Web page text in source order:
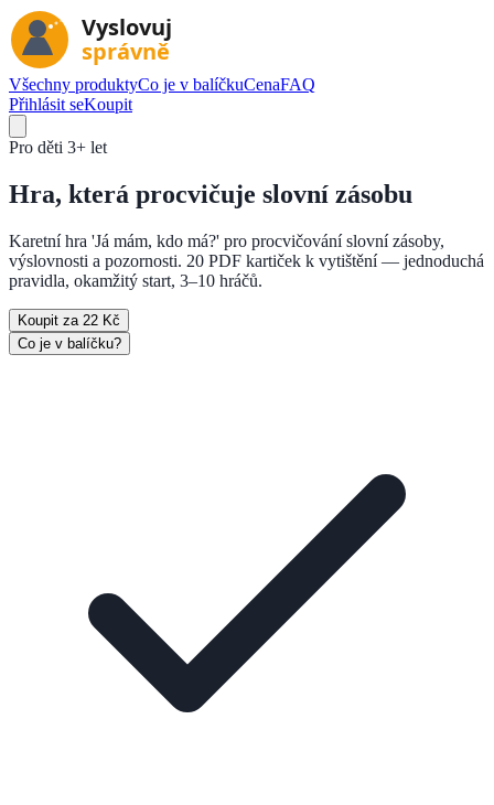
Všechny produktyCo je v balíčkuCenaFAQ
Přihlásit seKoupit
Pro děti 3+ let
Hra, která procvičuje slovní zásobu
Karetní hra 'Já mám, kdo má?' pro procvičování slovní zásoby,
výslovnosti a pozornosti. 20 PDF kartiček k vytištění — jednoduchá
pravidla, okamžitý start, 3–10 hráčů.
Koupit za 22 Kč
Co je v balíčku?